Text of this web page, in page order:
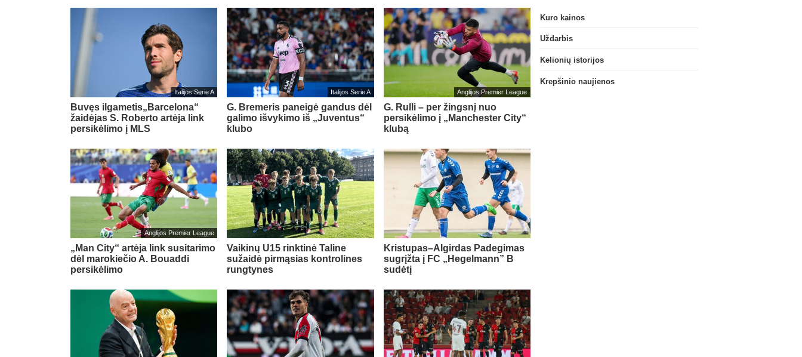
Italijos Serie A
Buvęs ilgametis„Barcelona“
žaidėjas S. Roberto artėja link
persikėlimo į MLS
Italijos Serie A
G. Bremeris paneigė gandus dėl
galimo išvykimo iš „Juventus“
klubo
Anglijos Premier League
G. Rulli – per žingsnį nuo
persikėlimo į „Manchester City“
klubą
Anglijos Premier League
„Man City“ artėja link susitarimo
dėl marokiečio A. Bouaddi
persikėlimo
Vaikinų U15 rinktinė Taline
sužaidė pirmąsias kontrolines
rungtynes
Kristupas–Algirdas Padegimas
sugrįžta į FC „Hegelmann” B
sudėtį
Kuro kainos
Uždarbis
Kelionių istorijos
Krepšinio naujienos